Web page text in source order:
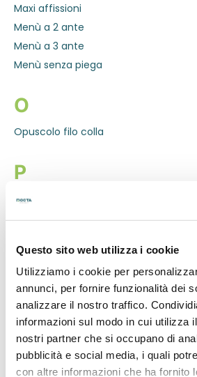
Questo sito web utilizza i cookie
Utilizziamo i cookie per
annunci, per fornire funzionalità dei
analizzare il nostro traffico.
informazioni sul modo in cui utilizza
nostri partner che si occupano di
pubblicità e social media, i quali
con altre informazioni che ha fornito
Maxi affissioni
Menù a 2 ante
Menù a 3 ante
Menù senza piega
O
Opuscolo filo colla
P
Pannelli alluminio D-bond
Pannelli Dispa
Pannelli Forex bianco non stampato
Pannelli Forex nero non stampato
Pannelli Forex nero stampato
Pannelli green sandwich
Pannelli nido d'Ape
Pannelli plexiglass opalino